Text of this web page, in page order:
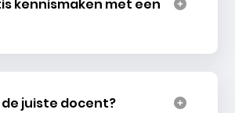
kennismaken met een
de juiste docent?